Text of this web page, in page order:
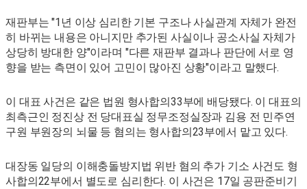
재판부는 "1년 이상 심리한 기본 구조나 사실관계 자체가 완전
히 바뀌는 내용은 아니지만 추가된 사실이나 공소사실 자체가
상당히 방대한 양"이라며 "다른 재판부 결과나 판단에 서로 영
향을 받는 측면이 있어 고민이 많아진 상황"이라고 말했다.
이 대표 사건은 같은 법원 형사합의33부에 배당됐다. 이 대표의
최측근인 정진상 전 당대표실 정무조정실장과 김용 전 민주연
구원 부원장의 뇌물 등 혐의는 형사합의23부에서 맡고 있다.
대장동 일당의 이해충돌방지법 위반 혐의 추가 기소 사건도 형
사합의22부에서 별도로 심리한다. 이 사건은 17일 공판준비기